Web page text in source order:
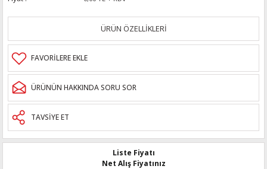
ÜRÜN ÖZELLİKLERİ
ÜRÜNÜN HAKKINDA SORU SOR
TAVSİYE ET
Liste Fiyatı
Net Alış Fiyatınız